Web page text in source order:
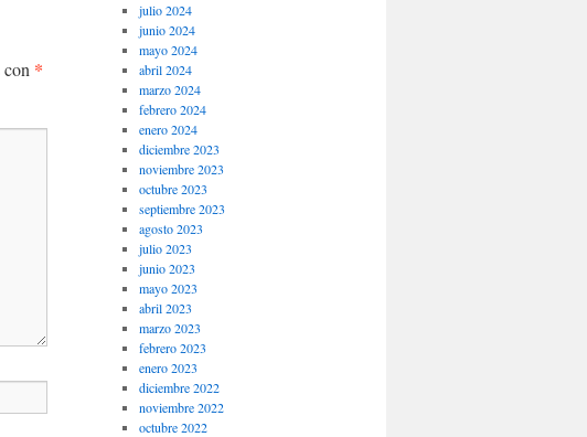
*
julio 2024
junio 2024
mayo 2024
abril 2024
marzo 2024
febrero 2024
enero 2024
diciembre 2023
noviembre 2023
octubre 2023
septiembre 2023
agosto 2023
julio 2023
junio 2023
mayo 2023
abril 2023
marzo 2023
febrero 2023
enero 2023
diciembre 2022
noviembre 2022
octubre 2022